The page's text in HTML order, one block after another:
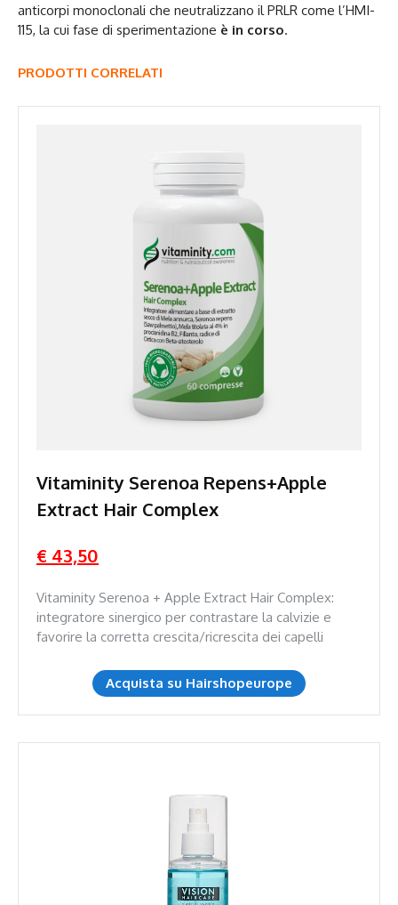
anticorpi monoclonali che neutralizzano il PRLR come l’HMI-
115, la cui fase di sperimentazione è in corso.
PRODOTTI CORRELATI
Vitaminity Serenoa Repens+Apple
Extract Hair Complex
€ 43,50
Vitaminity Serenoa + Apple Extract Hair Complex:
integratore sinergico per contrastare la calvizie e
favorire la corretta crescita/ricrescita dei capelli
Acquista su Hairshopeurope